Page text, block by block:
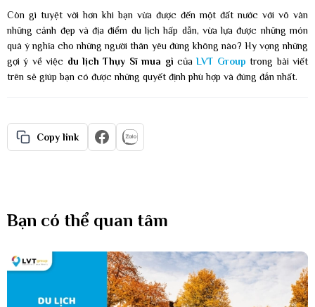
Còn gì tuyệt vời hơn khi bạn vừa được đến một đất nước với vô vàn
những cảnh đẹp và địa điểm du lịch hấp dẫn, vừa lựa được những món
quà ý nghĩa cho những người thân yêu đúng không nào? Hy vọng những
gợi ý về việc du lịch Thụy Sĩ mua gìcủaLVT Group trong bài viết
trên sẽ giúp bạn có được những quyết định phù hợp và đúng đắn nhất.
Copy link
Bạn có thể quan tâm